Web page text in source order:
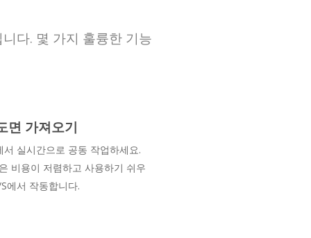
다. 몇 가지 훌륭한 기능
면 가져오기
서 실시간으로 공동 작업하세요.
비용이 저렴하고 사용하기 쉬우
에서 작동합니다.